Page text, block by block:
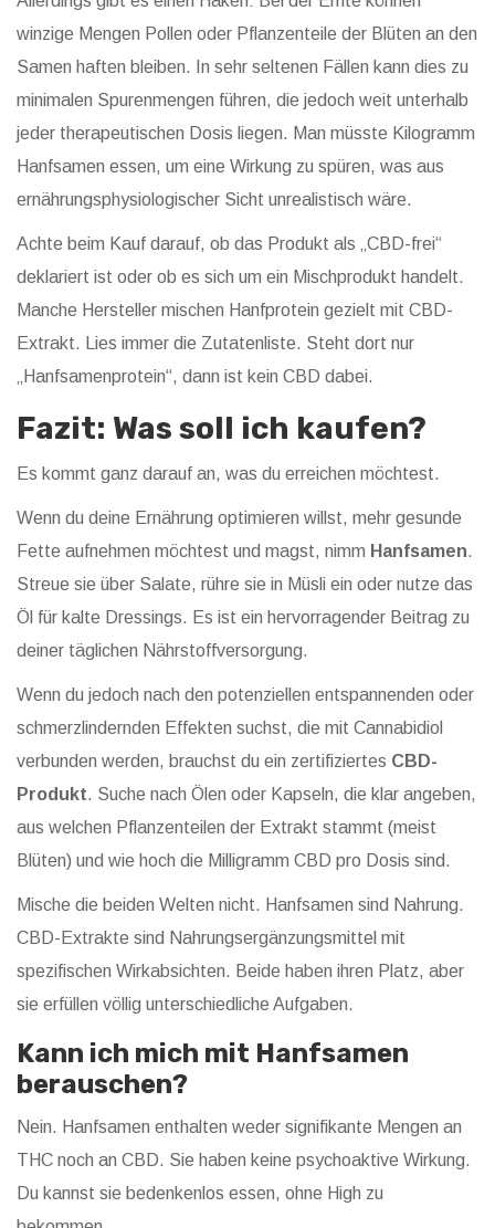
winzige Mengen Pollen oder Pflanzenteile der Blüten an den
Samen haften bleiben. In sehr seltenen Fällen kann dies zu
minimalen Spurenmengen führen, die jedoch weit unterhalb
jeder therapeutischen Dosis liegen. Man müsste Kilogramm
Hanfsamen essen, um eine Wirkung zu spüren, was aus
ernährungsphysiologischer Sicht unrealistisch wäre.
Achte beim Kauf darauf, ob das Produkt als „CBD-frei“
deklariert ist oder ob es sich um ein Mischprodukt handelt.
Manche Hersteller mischen Hanfprotein gezielt mit CBD-
Extrakt. Lies immer die Zutatenliste. Steht dort nur
„Hanfsamenprotein“, dann ist kein CBD dabei.
Fazit: Was soll ich kaufen?
Es kommt ganz darauf an, was du erreichen möchtest.
Wenn du deine Ernährung optimieren willst, mehr gesunde
Fette aufnehmen möchtest und magst, nimm Hanfsamen.
Streue sie über Salate, rühre sie in Müsli ein oder nutze das
Öl für kalte Dressings. Es ist ein hervorragender Beitrag zu
deiner täglichen Nährstoffversorgung.
Wenn du jedoch nach den potenziellen entspannenden oder
schmerzlindernden Effekten suchst, die mit Cannabidiol
verbunden werden, brauchst du ein zertifiziertes CBD-
Produkt. Suche nach Ölen oder Kapseln, die klar angeben,
aus welchen Pflanzenteilen der Extrakt stammt (meist
Blüten) und wie hoch die Milligramm CBD pro Dosis sind.
Mische die beiden Welten nicht. Hanfsamen sind Nahrung.
CBD-Extrakte sind Nahrungsergänzungsmittel mit
spezifischen Wirkabsichten. Beide haben ihren Platz, aber
sie erfüllen völlig unterschiedliche Aufgaben.
Kann ich mich mit Hanfsamen
berauschen?
Nein. Hanfsamen enthalten weder signifikante Mengen an
THC noch an CBD. Sie haben keine psychoaktive Wirkung.
Du kannst sie bedenkenlos essen, ohne High zu